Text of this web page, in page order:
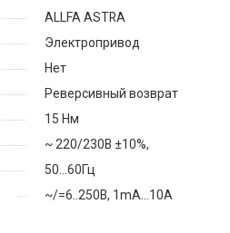
ALLFA ASTRA
Электропривод
Нет
Реверсивный возврат
15 Нм
~ 220/230В ±10%,
50...60Гц
~/=6..250В, 1mA…10A